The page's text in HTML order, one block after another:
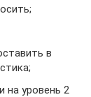
в
на уровень 2